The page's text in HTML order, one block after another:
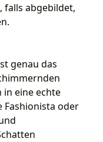
falls abgebildet,
genau das
in eine echte
Fashionista oder